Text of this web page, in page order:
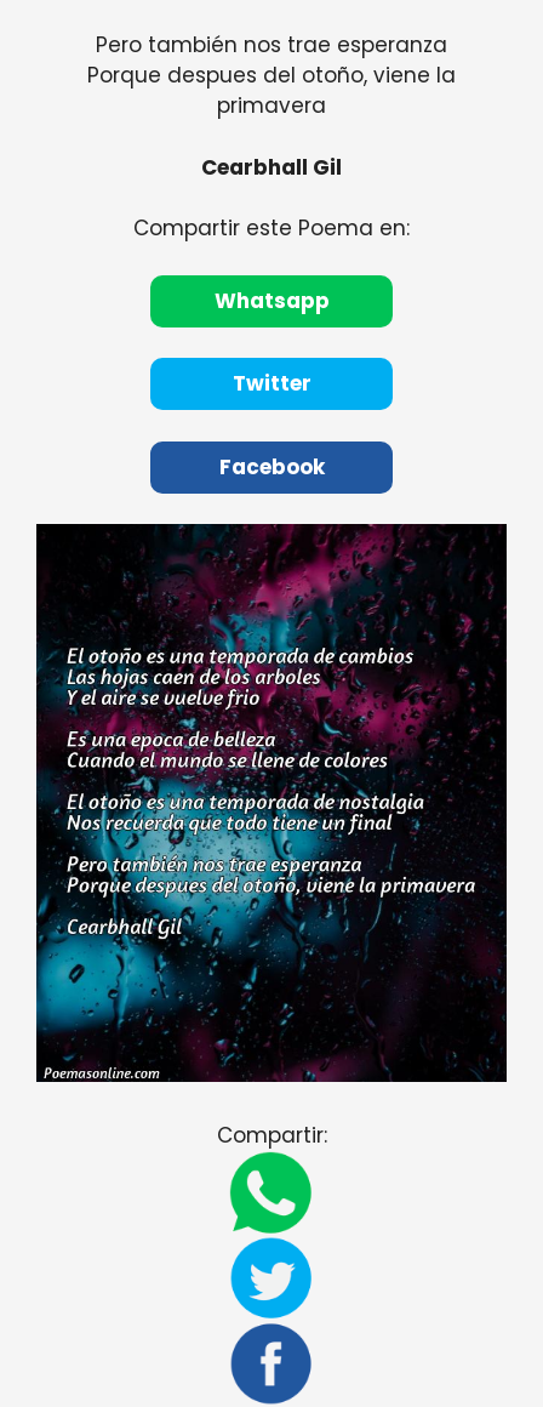
Pero también nos trae esperanza
Porque despues del otoño, viene la
primavera
Cearbhall Gil
Compartir este Poema en:
Whatsapp
Twitter
Facebook
Compartir: